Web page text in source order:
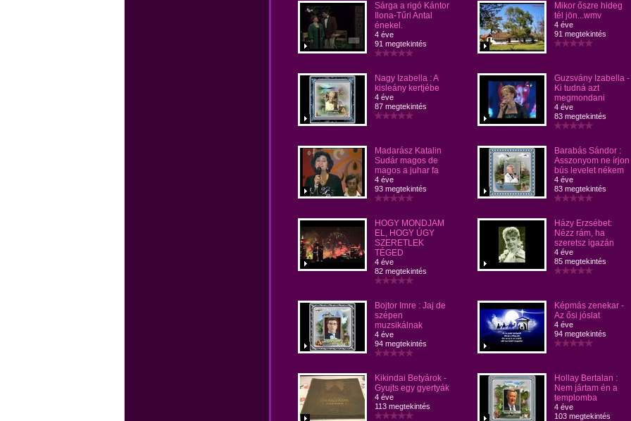
Sárga a rigó Kántor
Ilona-Tűri Antal
énekel.
4 éve
91 megtekintés
Mikor őszre hideg
tél jön...wmv
4 éve
91 megtekintés
Nagy Izabella : A
kisleány kertjébe
4 éve
87 megtekintés
Guzsvány Izabella -
Ki tudná azt
megmondani
4 éve
83 megtekintés
Madarász Katalin
Sudár magos de
magos a juhar fa
4 éve
93 megtekintés
Barabás Sándor :
Asszonyom ne írjon
bús levelet nékem
4 éve
83 megtekintés
HOGY MONDJAM
EL, HOGY ÚGY
SZERETLEK
TÉGED
4 éve
82 megtekintés
Házy Erzsébet:
Nézz rám, ha
szeretsz igazán
4 éve
85 megtekintés
Bojtor Imre : Jaj de
szépen
muzsikálnak
4 éve
94 megtekintés
Képmás zenekar -
Az ősi jóslat
4 éve
94 megtekintés
Kikindai Betyárok -
Gyujts egy gyertyák
4 éve
113 megtekintés
Hollay Bertalan :
Nem jártam én a
templomba
4 éve
103 megtekintés